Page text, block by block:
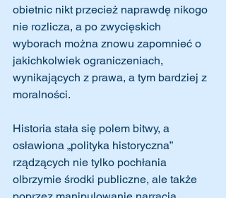
obietnic nikt przecież naprawdę nikogo
nie rozlicza, a po zwycięskich
wyborach można znowu zapomnieć o
jakichkolwiek ograniczeniach,
wynikających z prawa, a tym bardziej z
moralności.
Historia stała się polem bitwy, a
osławiona „polityka historyczna”
rządzących nie tylko pochłania
olbrzymie środki publiczne, ale także